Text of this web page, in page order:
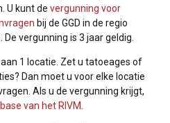
U kunt de vergunning voor
bij de GGD in de regio
vergunning is 3 jaar geldig.
1 locatie. Zet u tatoeages of
Dan moet u voor elke locatie
Als u de vergunning krijgt,
van het RIVM